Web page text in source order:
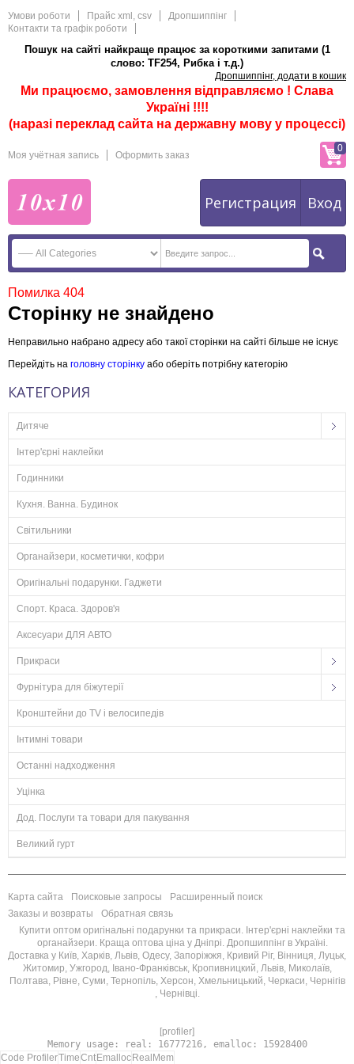
Умови роботи Прайс xml, csv
Дропшиппінг
Контакти та графік роботи
Пошук на сайті найкраще працює за короткими запитами (1
слово: TF254, Рибка і т.д.)
Дропшиппінг, додати в кошик
Ми працюємо, замовлення відправляємо ! Слава
Україні !!!!
(наразі переклад сайта на державну мову у процессі)
Моя учётная запись Оформить заказ
Регистрация Вход
0
Помилка 404
Сторінку не знайдено
Неправильно набрано адресу або такої сторінки на сайті більше не існує
Перейдіть на головну сторінку або оберіть потрібну категорію
КАТЕГОРИЯ
Дитяче
Інтер'єрні наклейки
Годинники
Кухня. Ванна. Будинок
Світильники
Органайзери, косметички, кофри
Оригінальні подарунки. Гаджети
Спорт. Краса. Здоров'я
Аксесуари ДЛЯ АВТО
Прикраси
Фурнітура для біжутерії
Кронштейни до TV і велосипедів
Інтимні товари
Останні надходження
Уцінка
Дод. Послуги та товари для пакування
Великий гурт
Карта сайта Поисковые запросы
Расширенный поиск
Заказы и возвраты
Обратная связь
Купити оптом оригінальні подарунки та прикраси. Інтер'єрні наклейки та
органайзери. Краща оптова ціна у Дніпрі. Дропшиппінг в Україні.
Доставка у Київ, Харків, Львів, Одесу, Запоріжжя, Кривий Ріг, Вінниця, Луцьк,
Житомир, Ужгород, Івано-Франківськ, Кропивницкий, Львів, Миколаїв,
Полтава, Рівне, Суми, Тернопіль, Херсон, Хмельницький, Черкаси, Чернігів
, Чернівці.
[profiler]
Memory usage: real: 16777216, emalloc: 15928400
Code ProfilerTimeCnt Emalloc RealMem